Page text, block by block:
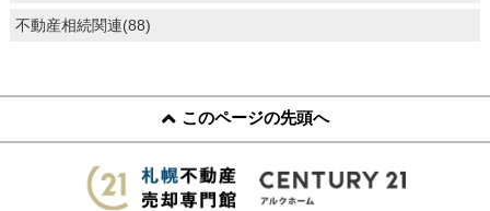
不動産相続関連(88)
このページの先頭へ